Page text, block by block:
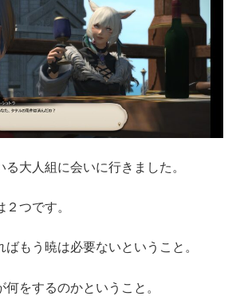
る大人組に会いに行きました。
つです。
もう暁は必要ないということ。
をするのかということ。